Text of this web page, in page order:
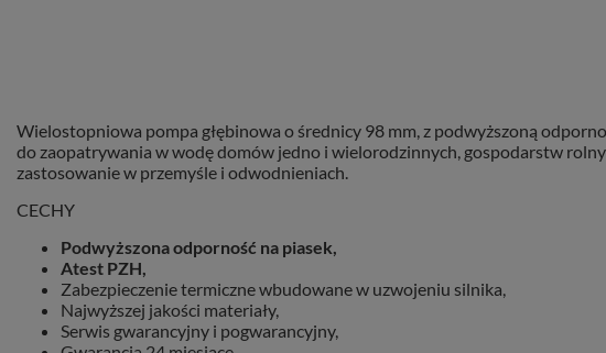
Wielostopniowa pompa głębinowa o średnicy 98 mm, z podwyższoną
do zaopatrywania w wodę domów jedno i wielorodzinnych, gospodarstw
zastosowanie w przemyśle i odwodnieniach.
CECHY
Podwyższona odporność na piasek,
Atest PZH,
Zabezpieczenie termiczne wbudowane w uzwojeniu silnika,
Najwyższej jakości materiały,
Serwis gwarancyjny i pogwarancyjny,